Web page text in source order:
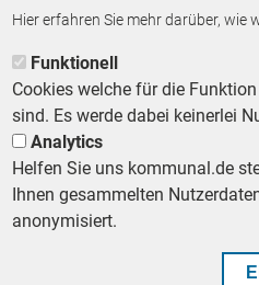
ZURÜCK ZUR
Footer First Navigation
MESSE KOMMUNAL LESERSERVICE
IMPRESSUM
Hier erfahren Sie mehr darüber, wie
Funktionell
Cookies welche für die
sind. Es werde dabei keinerlei
Analytics
Helfen Sie uns kommunal.de
Ihnen gesammelten
anonymisiert.